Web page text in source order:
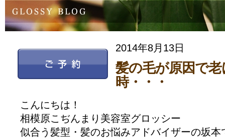
2014年8月13日
髪の毛が原因で
時・・・
こんにちは！
相模原こぢんまり美容室グロッシー
似合う髪型・髪のお悩みアドバイザーの坂本